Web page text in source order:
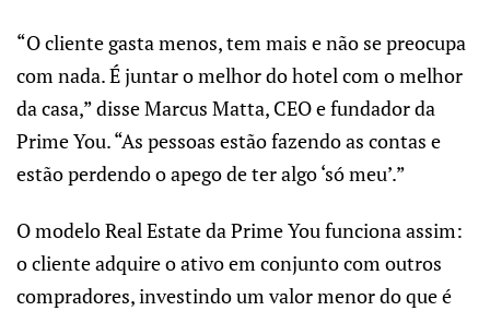
“O cliente gasta menos, tem mais e não se preocupa
com nada. É juntar o melhor do hotel com o melhor
da casa,” disse Marcus Matta, CEO e fundador da
Prime You. “As pessoas estão fazendo as contas e
estão perdendo o apego de ter algo ‘só meu’.”
O modelo Real Estate da Prime You funciona assim:
o cliente adquire o ativo em conjunto com outros
compradores, investindo um valor menor do que é